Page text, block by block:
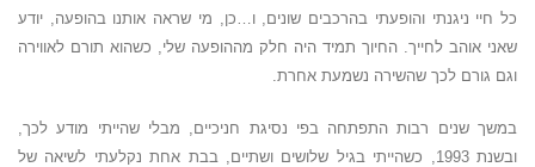
כל חיי ניגנתי והופעתי בהרכבים שונים, ו…כן, מי שראה אותנו בהופעה, יודע
שאני אוהב לחייך. החיוך תמיד היה חלק מההופעה שלי, כשהוא תורם לאווירה
וגם גורם לכך שהשירה נשמעת אחרת.
במשך שנים רבות התפתחה בפי נסיגת חניכיים, מבלי שהייתי מודע לכך,
ובשנת 1993, כשהייתי בגיל שלושים ושתיים, בבת אחת נקלעתי לשיאה של